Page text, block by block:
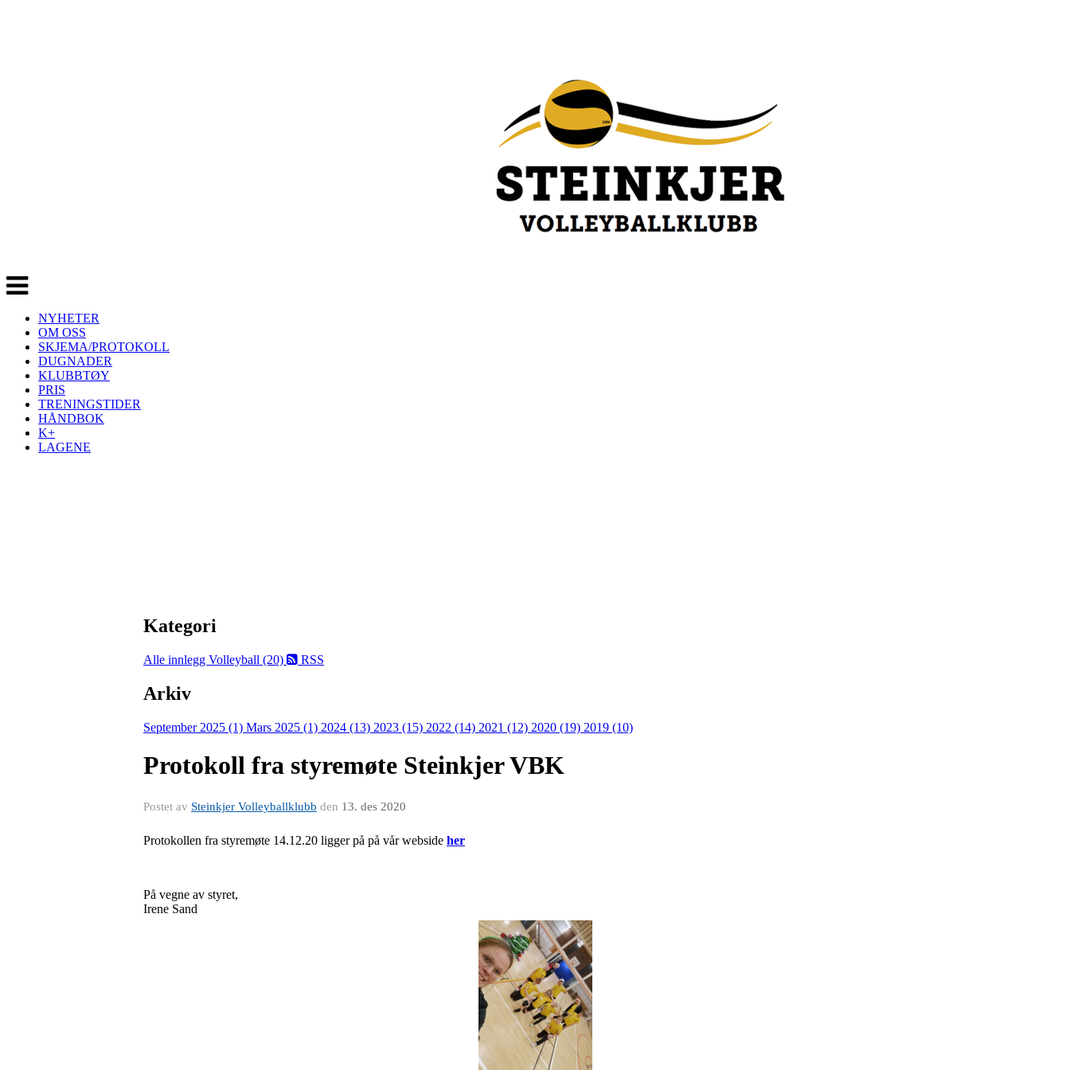
Veksle
navigasjon
NYHETER
OM OSS
SKJEMA/PROTOKOLL
DUGNADER
KLUBBTØY
PRIS
TRENINGSTIDER
HÅNDBOK
K+
LAGENE
Kategori
Alle innlegg Volleyball (20) RSS
Arkiv
September 2025 (1) Mars 2025 (1) 2024 (13) 2023 (15) 2022 (14) 2021 (12) 2020 (19) 2019 (10)
Protokoll fra styremøte Steinkjer VBK
Postet av Steinkjer Volleyballklubb den 13. des 2020
Protokollen fra styremøte 14.12.20 ligger på på vår webside her
På vegne av styret,
Irene Sand